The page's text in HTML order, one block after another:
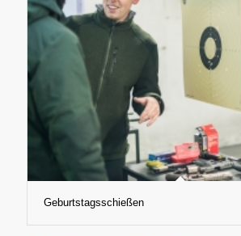
Geburtstagsschießen